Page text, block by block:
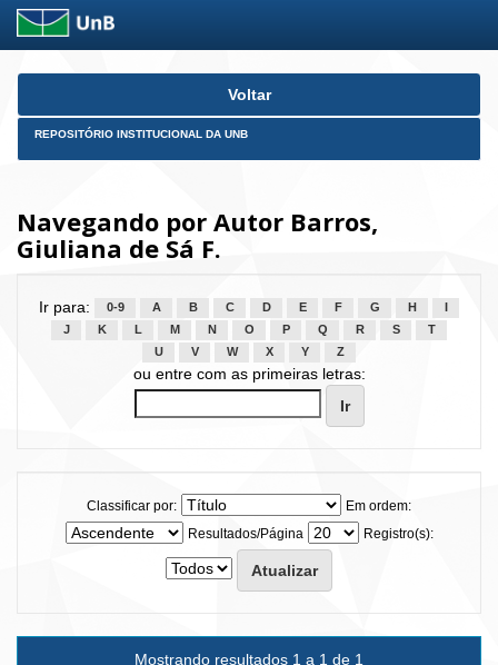
Skip
Voltar
REPOSITÓRIO INSTITUCIONAL DA UNB
Navegando por Autor Barros,
Giuliana de Sá F.
Ir para: 0-9 A B C D E F G H
J
K L M N O P Q R S
T
U
V W X Y Z
ou entre com as primeiras letras:
Classificar por:
Em ordem:
Resultados/Página
Registro(s):
Mostrando resultados 1 a 1 de 1